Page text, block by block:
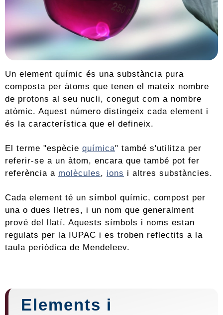
Un element químic és una substància pura
composta per àtoms que tenen el mateix nombre
de protons al seu nucli, conegut com a nombre
atòmic. Aquest número distingeix cada element i
és la característica que el defineix.
El terme "espècie química" també s'utilitza per
referir-se a un àtom, encara que també pot fer
referència a molècules, ions i altres substàncies.
Cada element té un símbol químic, compost per
una o dues lletres, i un nom que generalment
prové del llatí. Aquests símbols i noms estan
regulats per la IUPAC i es troben reflectits a la
taula periòdica de Mendeleev.
Elements i